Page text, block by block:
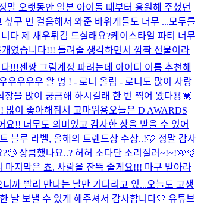
말 오랫동안 일본 아이돌 때부터 응원해 주셨던
구 먼 걸음해서 와준 바위게들도 너무 ...모두를
다 제 새우튀김 드실래요?케이스타일 파티 너무
였습니다!!! 들려줄 생각하면서 깜짝 선물이라
다!!!젠짱 그림계정 파려는데 아이디 이름 추천해
우우우우 왈 멍 ! - 로니 올림 - 로니도 많이 사랑
장을 많이 궁금해 하시길래 한 번 찍어 봤다용💓
많이 좋아해줘서 고마워용오늘은 D AWARDS
!! 너무도 의미있고 감사한 상을 받을 수 있어
블루 라벨, 올해의 트렌드상 수상..!🩵 정말 감사
상큼했나요..? 허허 소다단 소리질러~!~!🩵🫧
지막은 쵸. 사랑을 잔뜩 줄게요!!! 마구 받아라
까 빨리 만나는 날만 기다리고 있...오늘도 고생
날 보낼 수 있게 해주셔서 감사합니다🤍 유튜브